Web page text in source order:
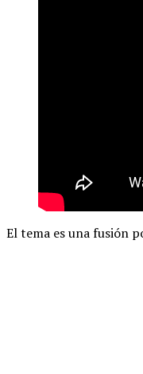
El tema es una fusión